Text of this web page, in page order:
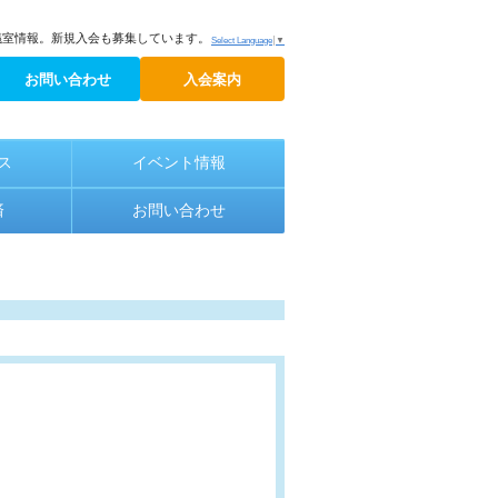
Select Language ▼
情報。新規入会も募集しています。
お問い合わせ 入会案内
イベント情報
お問い合わせ